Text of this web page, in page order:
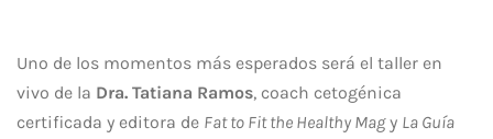
Uno de los momentos más esperados será el taller en
vivo de la Dra. Tatiana Ramos, coach cetogénica
certificada y editora de Fat to Fit the Healthy Magy La Guía